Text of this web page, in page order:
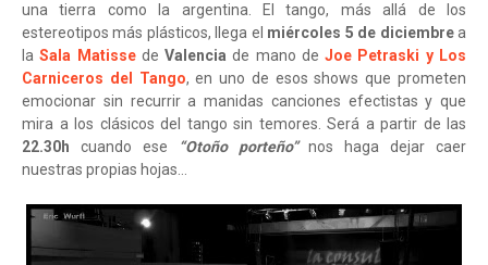
una tierra como la argentina. El tango, más allá de los
estereotipos más plásticos, llega el miércoles 5 de diciembrea
laSala MatissedeValencia de mano deJoe Petraski y Los
Carniceros del Tango, en uno de esos shows que prometen
emocionar sin recurrir a manidas canciones efectistas y que
mira a los clásicos del tango sin temores. Será a partir de las
22.30h cuando ese “Otoño porteño”nos haga dejar caer
nuestras propias hojas…